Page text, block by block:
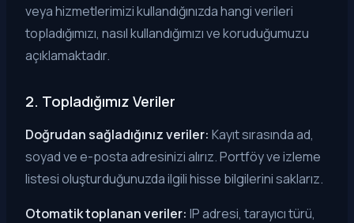
veya hizmetlerimizi kullandığınızda hangi verileri
topladığımızı, nasıl kullandığımızı ve koruduğumuzu
açıklamaktadır.
2. Topladığımız Veriler
Doğrudan sağladığınız veriler: Kayıt sırasında ad,
soyad ve e-posta adresinizi alırız. Portföy ve izleme
listesi oluşturduğunuzda ilgili hisse bilgilerini saklarız.
Otomatik toplanan veriler: IP adresi, tarayıcı türü,